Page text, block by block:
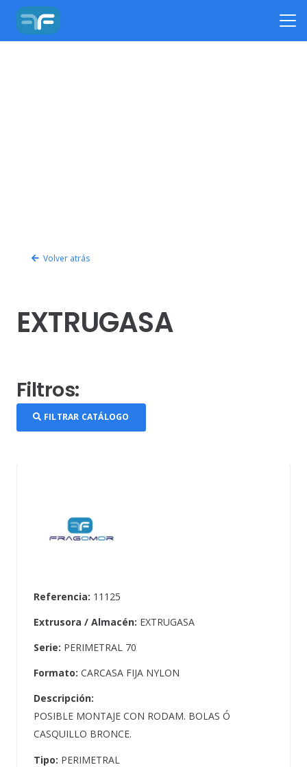
Volver atrás
EXTRUGASA
Filtros:
FILTRAR CATÁLOGO
Referencia: 11125
Extrusora / Almacén: EXTRUGASA
Serie: PERIMETRAL 70
Formato: CARCASA FIJA NYLON
Descripción:
POSIBLE MONTAJE CON RODAM. BOLAS Ó
CASQUILLO BRONCE.
Tipo: PERIMETRAL